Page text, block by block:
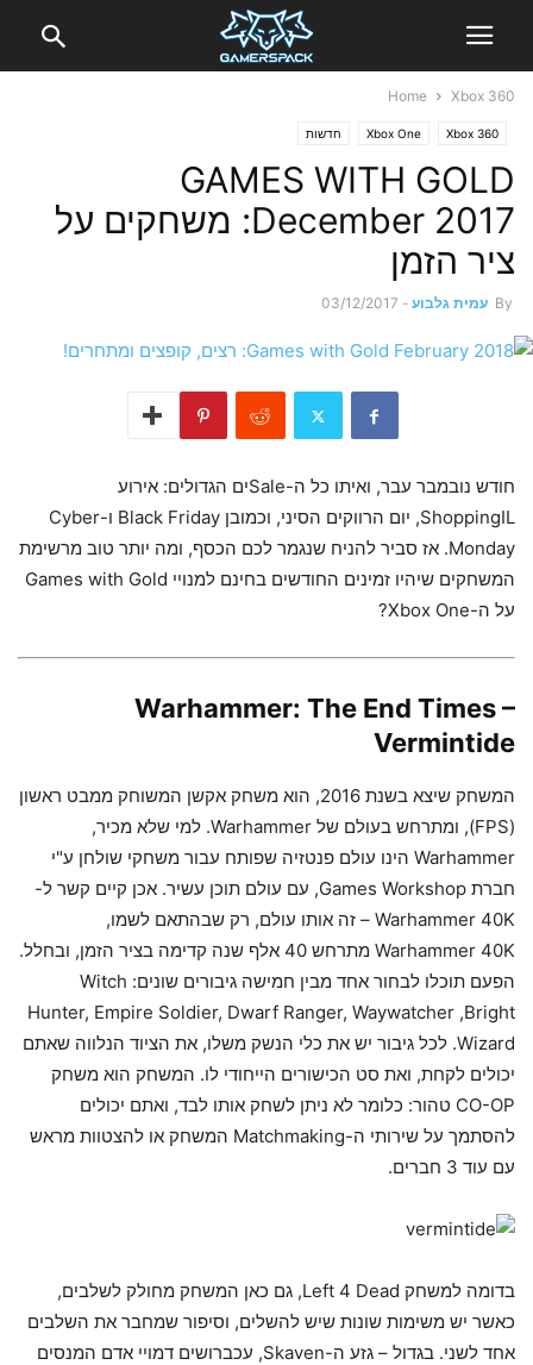
Home Xbox 360
Xbox 360
Xbox One חדשות
GAMES WITH GOLD
December 2017: משחקים על
ציר הזמן
By עמית גלבוע -
03/12/2017
חודש נובמבר עבר, ואיתו כל ה-Saleים הגדולים: אירוע
ShoppingIL, יום הרווקים הסיני, וכמובן Black Friday ו-Cyber
Monday. אז סביר להניח שנגמר לכם הכסף, ומה יותר טוב מרשימת
המשחקים שיהיו זמינים החודשים בחינם למנויי Games with Gold
על ה-Xbox One?
Warhammer: The End Times –
Vermintide
המשחק שיצא בשנת 2016, הוא משחק אקשן המשוחק ממבט ראשון
(FPS), ומתרחש בעולם של Warhammer. למי שלא מכיר,
Warhammer הינו עולם פנטזיה שפותח עבור משחקי שולחן ע"י
חברת Games Workshop, עם עולם תוכן עשיר. אכן קיים קשר ל-
Warhammer 40K – זה אותו עולם, רק שבהתאם לשמו,
Warhammer 40K מתרחש 40 אלף שנה קדימה בציר הזמן, ובחלל.
הפעם תוכלו לבחור אחד מבין חמישה גיבורים שונים: Witch
Hunter, Empire Soldier, Dwarf Ranger, Waywatcher ,Bright
Wizard. לכל גיבור יש את כלי הנשק משלו, את הציוד הנלווה שאתם
יכולים לקחת, ואת סט הכישורים הייחודי לו. המשחק הוא משחק
CO-OP טהור: כלומר לא ניתן לשחק אותו לבד, ואתם יכולים
להסתמך על שירותי ה-Matchmaking המשחק או להצטוות מראש
עם עוד 3 חברים.
בדומה למשחק Left 4 Dead, גם כאן המשחק מחולק לשלבים,
כאשר יש משימות שונות שיש להשלים, וסיפור שמחבר את השלבים
אחד לשני. בגדול – גזע ה-Skaven, עכברושים דמויי אדם המנסים